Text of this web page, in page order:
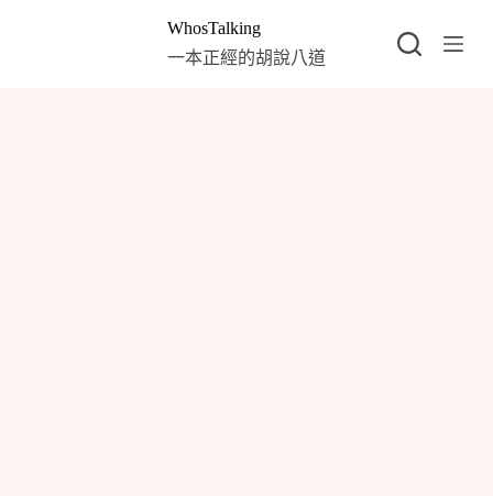
WhosTalking
一本正經的胡說八道